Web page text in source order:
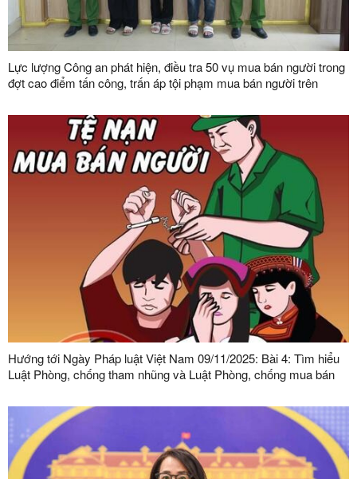
Lực lượng Công an phát hiện, điều tra 50 vụ mua bán người trong
đợt cao điểm tấn công, trấn áp tội phạm mua bán người trên
Hướng tới Ngày Pháp luật Việt Nam 09/11/2025: Bài 4: Tìm hiểu
Luật Phòng, chống tham nhũng và Luật Phòng, chống mua bán